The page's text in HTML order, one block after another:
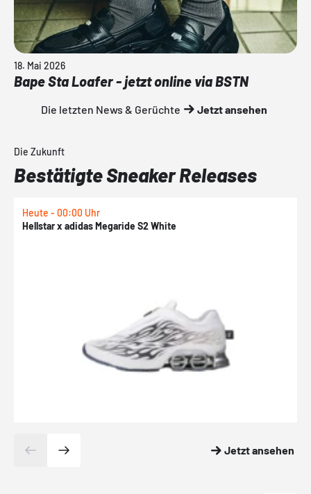
18. Mai 2026
Bape Sta Loafer - jetzt online via BSTN
Die letzten News & Gerüchte Jetzt ansehen
Die Zukunft
Bestätigte Sneaker Releases
Heute - 00:00 Uhr
Hellstar x adidas Megaride S2 White
Jetzt ansehen